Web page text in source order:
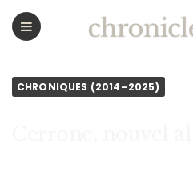
CHRONICLEFRED
CHRONIQUES (2014–2025)